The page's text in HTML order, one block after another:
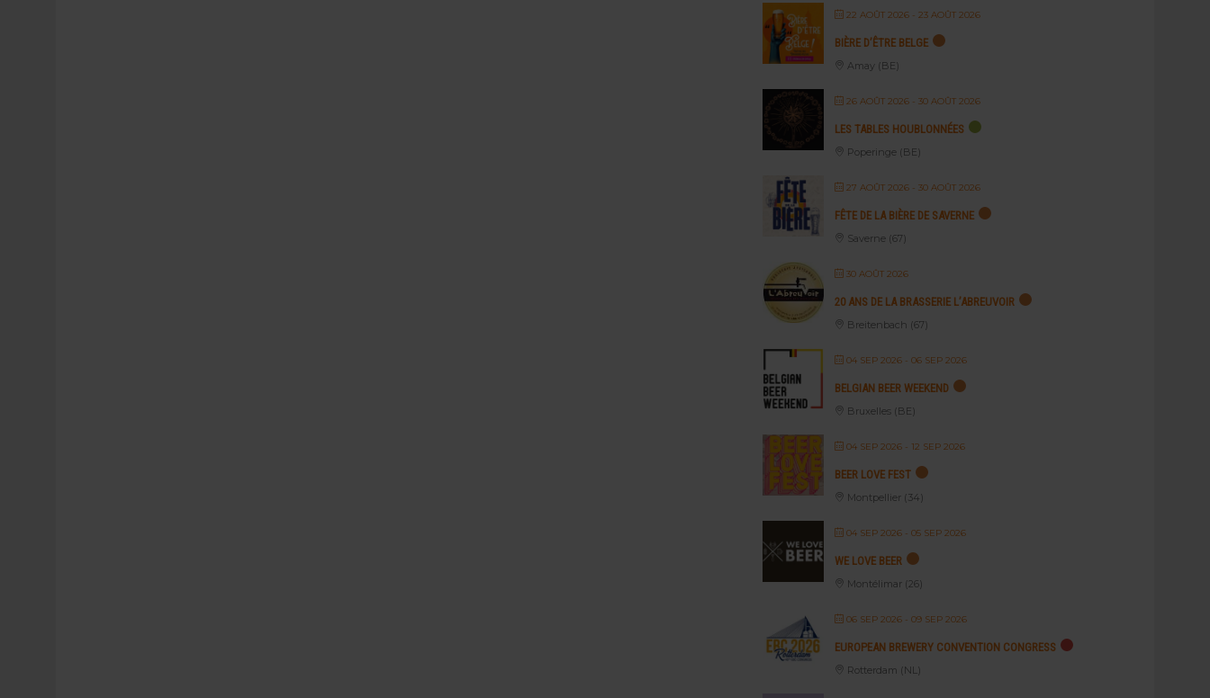
22 AOÛT 2026 - 23 AOÛT 2026
BIÈRE D’ÊTRE BELGE
Amay (BE)
26 AOÛT 2026 - 30 AOÛT 2026
LES TABLES HOUBLONNÉES
Poperinge (BE)
27 AOÛT 2026 - 30 AOÛT 2026
FÊTE DE LA BIÈRE DE SAVERNE
Saverne (67)
30 AOÛT 2026
20 ANS DE LA BRASSERIE L’ABREUVOIR
Breitenbach (67)
04 SEP 2026 - 06 SEP 2026
BELGIAN BEER WEEKEND
Bruxelles (BE)
04 SEP 2026 - 12 SEP 2026
BEER LOVE FEST
Montpellier (34)
04 SEP 2026 - 05 SEP 2026
WE LOVE BEER
Montélimar (26)
06 SEP 2026 - 09 SEP 2026
EUROPEAN BREWERY CONVENTION CONGRESS
Rotterdam (NL)